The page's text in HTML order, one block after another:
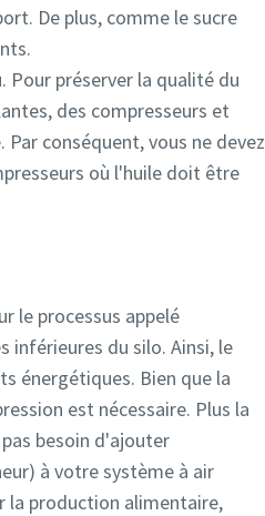
De plus, comme le sucre
préserver la qualité du
des compresseurs et
conséquent, vous ne devez
où l'huile doit être
le processus appelé
inférieures du silo. Ainsi, le
énergétiques. Bien que la
est nécessaire. Plus la
besoin d'ajouter
à votre système à air
la production alimentaire,